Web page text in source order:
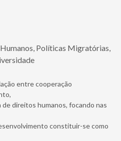
Políticas Migratórias,
entre cooperação
direitos humanos, focando nas
constituir-se como